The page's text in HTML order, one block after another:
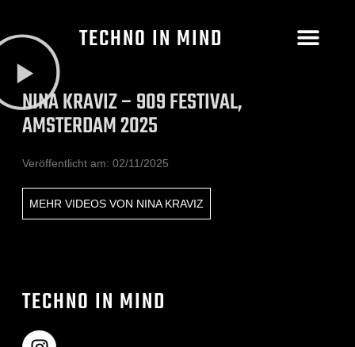
TECHNO IN MIND
NINA KRAVIZ – 909 FESTIVAL,
AMSTERDAM 2025
Veröffentlicht am: 02/11/2025
MEHR VIDEOS VON NINA KRAVIZ
TECHNO IN MIND